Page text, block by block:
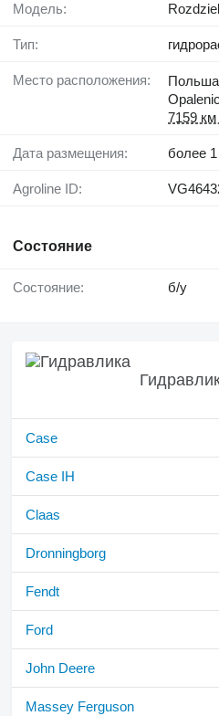
Модель:
Тип:
Место расположения:
Польша
7159
Дата размещения: более
Agroline ID:
Состояние
Состояние: б/у
Case
Case IH
Claas
Dronningborg
Fendt
Ford
John Deere
Massey Ferguson